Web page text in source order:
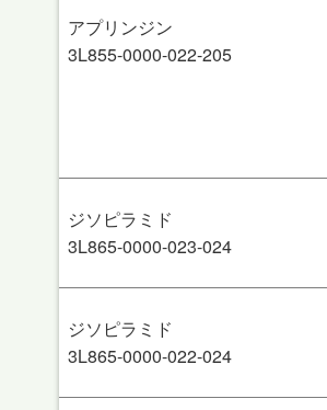
アプリンジン
3L855-0000-022-205
ジソピラミド
3L865-0000-023-024
ジソピラミド
3L865-0000-022-024